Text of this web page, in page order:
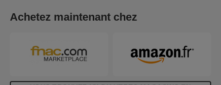
Achetez maintenant chez